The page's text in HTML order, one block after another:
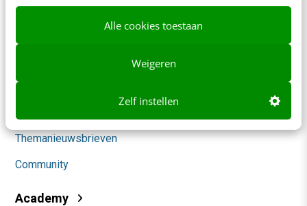
Alle cookies toestaan
Weigeren
Zelf instellen
AI & Tech
Content & Communicatie
Marketing
Themanieuwsbrieven
Community
Academy